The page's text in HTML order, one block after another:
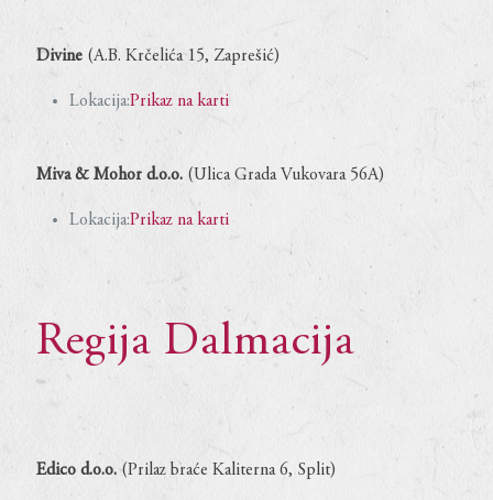
Divine (A.B. Krčelića 15, Zaprešić)
Lokacija:Prikaz na karti
Miva & Mohor d.o.o. (Ulica Grada Vukovara 56A)
Lokacija:Prikaz na karti
Regija Dalmacija
Edico d.o.o.(Prilaz braće Kaliterna 6, Split)